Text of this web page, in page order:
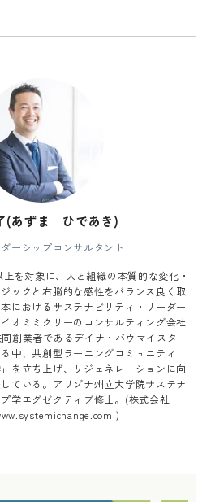
(あずま ひであき)
ーシップコンサルタント
を対象に、人と組織の本質的な変化・
ックと右脳的な感性をバランス良く取
におけるサステナビリティ・リーダー
オミミクリーのコンサルティング会社
創業者であるデイナ・バウマイスター
中、共創型ラーニングコミュニティ
を立ち上げ、リジェネレーションに向
ている。アリゾナ州立大学院サステナ
学エグゼクティブ修士。(株式会社
)